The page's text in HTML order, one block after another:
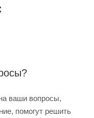
ваши вопросы,
помогут решить